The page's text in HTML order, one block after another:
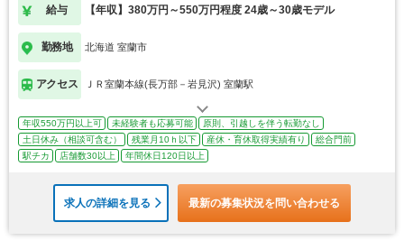
給与 【年収】380万円～550万円程度 24歳～30歳モデル
勤務地 北海道 室蘭市
アクセス ＪＲ室蘭本線(長万部－岩見沢) 室蘭駅
年収550万円以上可 未経験者も応募可能
原則、引越しを伴う転勤なし
土日休み（相談可含む）
残業月10ｈ以下 産休・育休取得実績有り
総合門前
駅チカ
店舗数30以上 年間休日120日以上
求人の詳細を見る 最新の募集状況を問い合わせる